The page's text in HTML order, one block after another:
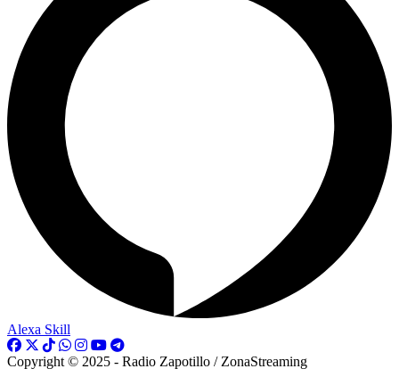
Alexa Skill
Copyright © 2025 - Radio Zapotillo / ZonaStreaming